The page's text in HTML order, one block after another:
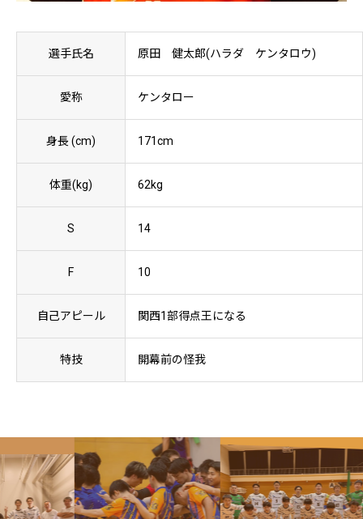
選手氏名 原田 健太郎(ハラダ ケンタロウ)
愛称 ケンタロー
身長 (cm) 171cm
体重(kg) 62kg
S 14
F 10
自己アピール 関西1部得点王になる
特技 開幕前の怪我